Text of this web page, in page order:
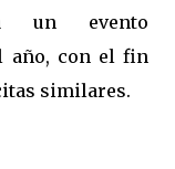
un evento
año, con el fin
similares.